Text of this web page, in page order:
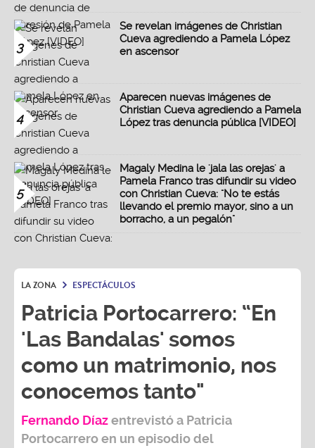
3
Se revelan imágenes de Christian
Cueva agrediendo a Pamela López
en ascensor
4
Aparecen nuevas imágenes de
Christian Cueva agrediendo a Pamela
López tras denuncia pública [VIDEO]
5
Magaly Medina le 'jala las orejas' a
Pamela Franco tras difundir su video
con Christian Cueva: "No te estás
llevando el premio mayor, sino a un
borracho, a un pegalón"
LA ZONA ESPECTÁCULOS
Patricia Portocarrero: “En
'Las Bandalas' somos
como un matrimonio, nos
conocemos tanto"
Fernando Díazentrevistó a Patricia
Portocarreroen un episodio del